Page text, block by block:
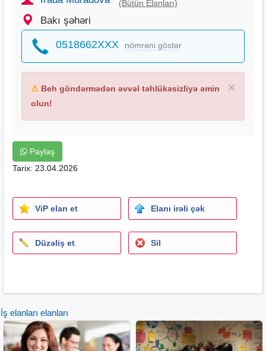
(Bütün Elanları)
Bakı şəhəri
0518662XXX nömrəni göstər
×
⚠ Beh göndərmədən əvvəl təhlükəsizliyə əmin
olun!
Paylaş
Tarix: 23.04.2026
ViP elan et Elanı irəli çək
Düzəliş et Sil
İş elanları elanları